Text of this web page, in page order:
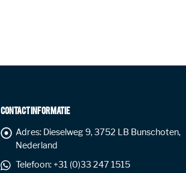
CONTACT INFORMATIE
Adres: Dieselweg 9, 3752 LB Bunschoten,
Nederland
Telefoon: +31 (0)33 247 1515